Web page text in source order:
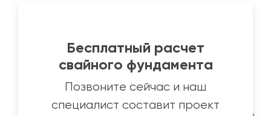
Бесплатный расчет
свайного фундамента
Позвоните сейчас и наш
специалист составит проект